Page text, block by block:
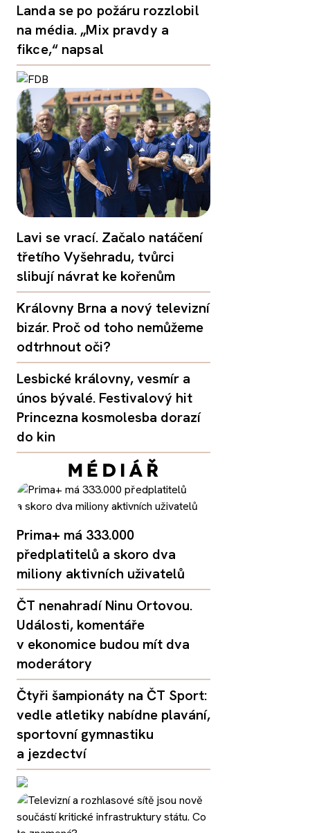
Landa se po požáru rozzlobil
na média. „Mix pravdy a
fikce,“ napsal
Lavi se vrací. Začalo natáčení
třetího Vyšehradu, tvůrci
slibují návrat ke kořenům
Královny Brna a nový televizní
bizár. Proč od toho nemůžeme
odtrhnout oči?
Lesbické královny, vesmír a
únos bývalé. Festivalový hit
Princezna kosmolesba dorazí
do kin
Prima+ má 333.000
předplatitelů a skoro dva
miliony aktivních uživatelů
ČT nenahradí Ninu Ortovou.
Události, komentáře
v ekonomice budou mít dva
moderátory
Čtyři šampionáty na ČT Sport:
vedle atletiky nabídne plavání,
sportovní gymnastiku
a jezdectví